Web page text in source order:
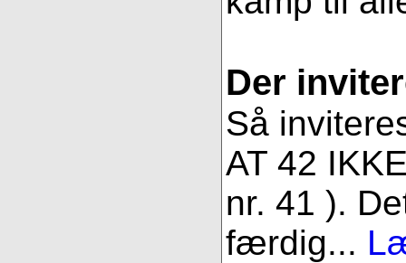
Der
Så
AT 42
nr. 41 ).
færdig...